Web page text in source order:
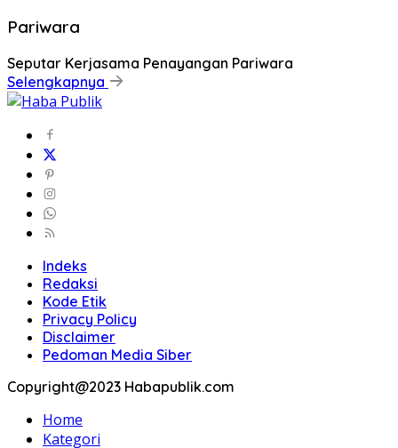
Pariwara
Seputar Kerjasama Penayangan Pariwara
Selengkapnya
Indeks
Redaksi
Kode Etik
Privacy Policy
Disclaimer
Pedoman Media Siber
Copyright@2023 Habapublik.com
Home
Kategori